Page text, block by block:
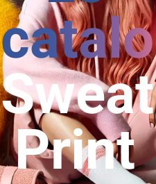
Sweat
Print